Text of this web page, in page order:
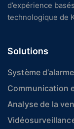
d’expérience
technologique de
Solutions
Système
Communication
Analyse de la